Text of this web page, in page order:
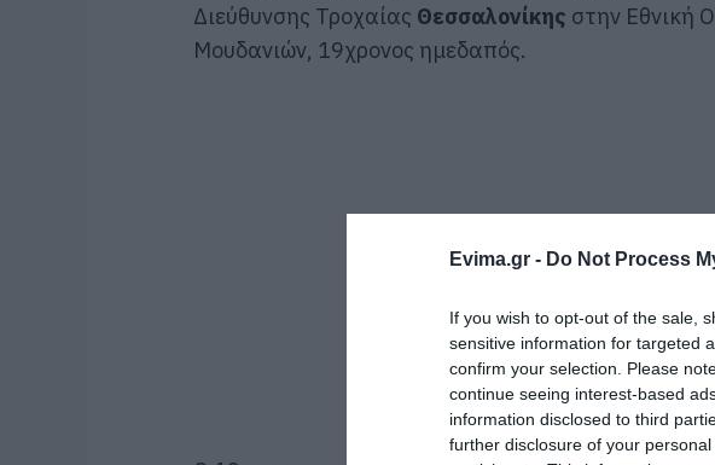
Evima.gr - Do Not Process
If you wish to opt-out of the sale,
sensitive information for targeted
confirm your selection. Please
continue seeing interest-based
information disclosed to third
further disclosure of your
Διεύθυνσης Τροχαίας Θεσσαλονίκης στην Εθνική
Μουδανιών, 19χρονος ημεδαπός.